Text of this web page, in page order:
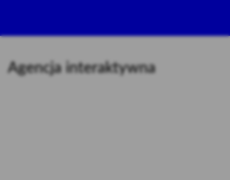
Agencja interaktywna